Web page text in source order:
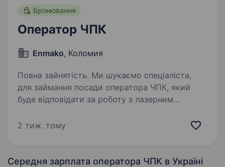
Бронювання
Оператор ЧПК
Enmako, Коломия
Повна зайнятість. Ми шукаємо спеціаліста,
для займання посади оператора ЧПК, який
буде відповідати за роботу з лазерним
необов’язковий, навчаємо Знання програм
2 тиж. тому
Середня зарплата оператора ЧПК в Україні